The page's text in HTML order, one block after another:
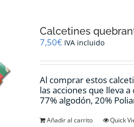
Calcetines
7,50€ IVA incluido
Al comprar estos
las acciones que lleva
77% algodón, 20%
Añadir al carrito Quick